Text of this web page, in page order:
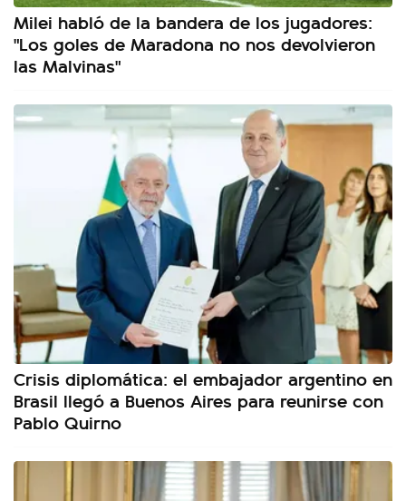
Milei habló de la bandera de los jugadores:
"Los goles de Maradona no nos devolvieron
las Malvinas"
Crisis diplomática: el embajador argentino en
Brasil llegó a Buenos Aires para reunirse con
Pablo Quirno